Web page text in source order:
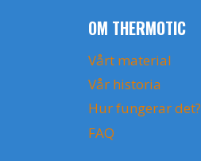
OM THERMOTIC
Vårt material
Vår historia
Hur fungerar det?
FAQ